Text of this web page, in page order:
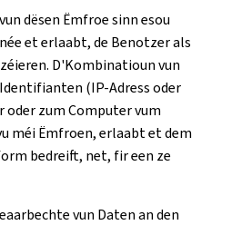
dësen Ëmfroe sinn esou
et erlaabt, de Benotzer als
D'Kombinatioun vun
(IP-Adress oder
zum Computer vum
méi Ëmfroen, erlaabt et dem
bedreift, net, fir een ze
vun Daten an den